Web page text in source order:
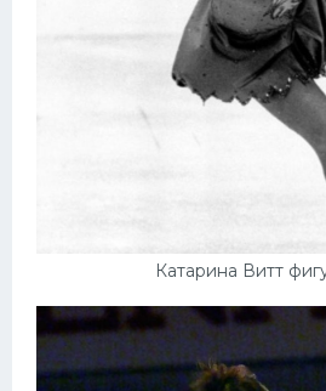
Катарина Витт